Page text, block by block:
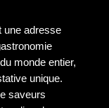
une adresse
monde entier,
unique.
saveurs